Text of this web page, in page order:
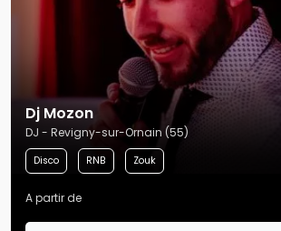
Dj Mozon
DJ - Revigny-sur-Ornain (55)
Disco RNB Zouk
A partir de